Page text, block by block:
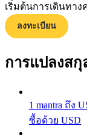
ได้รับ
เริ่มต้นการเดินทา
ลงทะเบียน
การแปลงสกุ
1 mantra ถึง
ซื้อด้วย USD